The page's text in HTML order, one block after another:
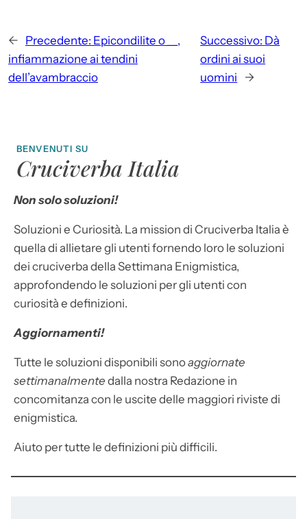
← Precedente: Epicondilite o __,
infiammazione ai tendini
dell’avambraccio
Successivo: Dà
ordini ai suoi
uomini
→
BENVENUTI SU
Cruciverba Italia
Non solo soluzioni!
Soluzioni e Curiosità. La mission di Cruciverba Italia è
quella di allietare gli utenti fornendo loro le soluzioni
dei cruciverba della Settimana Enigmistica,
approfondendo le soluzioni per gli utenti con
curiosità e definizioni.
Aggiornamenti!
Tutte le soluzioni disponibili sonoaggiornate
settimanalmente dalla nostra Redazione in
concomitanza con le uscite delle maggiori riviste di
enigmistica.
Aiuto per tutte le definizioni più difficili.